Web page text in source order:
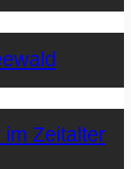
im Zeitalter